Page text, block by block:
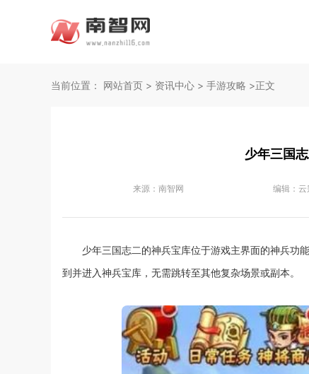
当前位置： 网站首页 > 资讯中心 > 手游攻略 >正文
少年三国
来源： 南智网 编辑： 云
少年三国志二的神兵宝库位于游戏主界面的神兵功
到并进入神兵宝库，无需跳转至其他复杂场景或副本。